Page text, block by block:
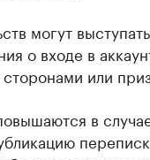
могут
о входе в
или
в